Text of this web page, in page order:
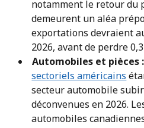
notamment le retour du
demeurent un aléa
exportations devraient
2026, avant de perdre
Automobiles et pièces :
sectoriels américains
secteur automobile
déconvenues en 2026.
automobiles